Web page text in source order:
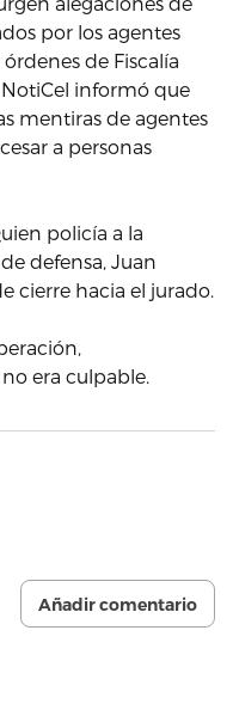
por los agentes
de Fiscalía
NotiCel informó que
mentiras de agentes
a personas
policía a la
defensa, Juan
cierre hacia el jurado.
era culpable.
Añadir comentario